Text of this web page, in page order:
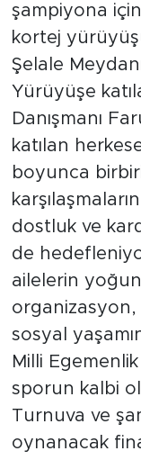
şampiyona
kortej
Şelale
Yürüyüşe
Danışmanı
katılan
boyunca
dostluk ve
de
ailelerin
sosyal
Milli
sporun kalbi
Turnuva ve
oynanacak